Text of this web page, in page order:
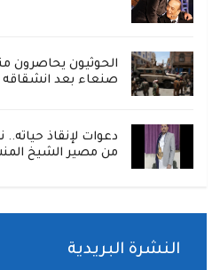
الحوثيون يحاصرون
صنعاء بعد انشقاقه
دعوات لإنقاذ
من مصير الشيخ
النشرة البريدية